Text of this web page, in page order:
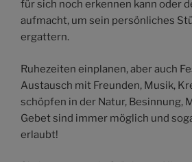
für sich noch erkennen kann oder
aufmacht, um sein persönliches
ergattern.
Ruhezeiten einplanen, aber auch
Austausch mit Freunden, Musik,
schöpfen in der Natur, Besinnung,
Gebet sind immer möglich und
erlaubt!